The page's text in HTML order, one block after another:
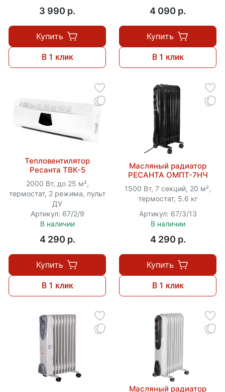
3 990 p.
Купить
В 1 клик
4 090 p.
Купить
В 1 клик
Тепловентилятор
Ресанта ТВК-5
2000 Вт, до 25 м²,
термостат, 2 режима, пульт
ДУ
Артикул: 67/2/9
В наличии
4 290 p.
Купить
В 1 клик
Масляный радиатор
РЕСАНТА ОМПТ-7НЧ
1500 Вт, 7 секций, 20 м²,
термостат, 5.6 кг
Артикул: 67/3/13
В наличии
4 290 p.
Купить
В 1 клик
Масляный радиатор